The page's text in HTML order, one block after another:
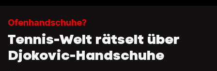
Ofenhandschuhe?
Tennis-Welt rätselt über
Djokovic-Handschuhe